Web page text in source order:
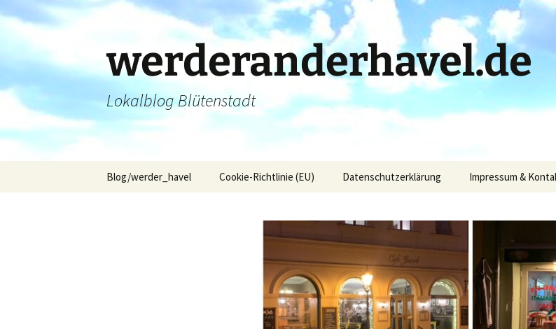
Zum
Inhalt
springen
werderanderhavel.de
Lokalblog Blütenstadt
Blog/werder_havel Cookie-Richtlinie (EU) Datenschutzerklärung Impressum &